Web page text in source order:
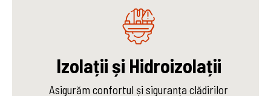
Izolații și Hidroizolații
Asigurăm confortul și siguranța clădirilor